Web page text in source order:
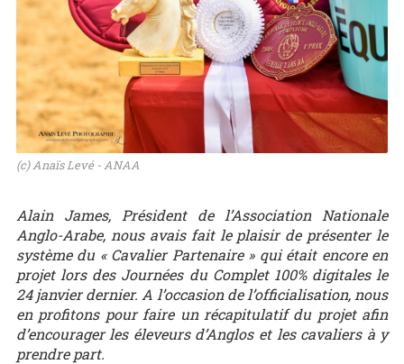
(c) Anaïs Levé - ANAA
Alain James, Président de l’Association Nationale
Anglo-Arabe, nous avais fait le plaisir de présenter le
système du « Cavalier Partenaire » qui était encore en
projet lors des Journées du Complet 100% digitales le
24 janvier dernier. A l’occasion de l’officialisation, nous
en profitons pour faire un récapitulatif du projet afin
d’encourager les éleveurs d’Anglos et les cavaliers à y
prendre part.